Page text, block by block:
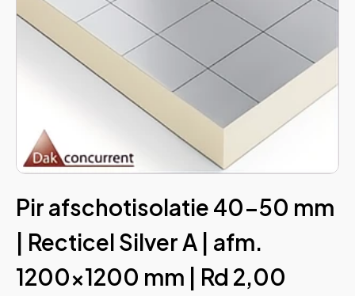
Pir afschotisolatie 40-50 mm
| Recticel Silver A | afm.
1200x1200 mm | Rd 2,00